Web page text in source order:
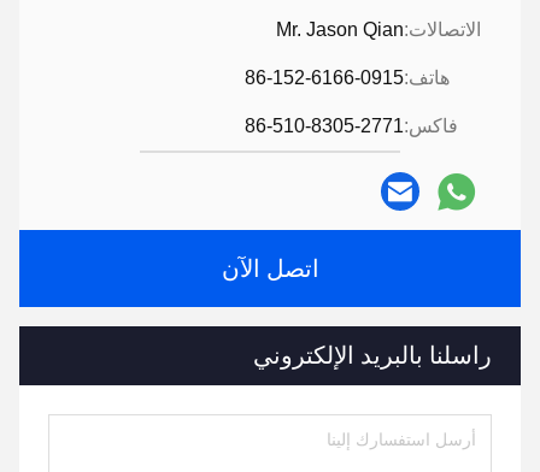
الاتصالات:Mr. Jason Qian
هاتف:86-152-6166-0915
فاكس:86-510-8305-2771
اتصل الآن
راسلنا بالبريد الإلكتروني